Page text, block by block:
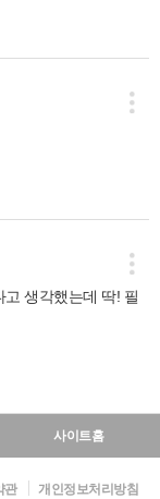
생각했는데 딱! 필
사이트홈
관 개인정보처리방침